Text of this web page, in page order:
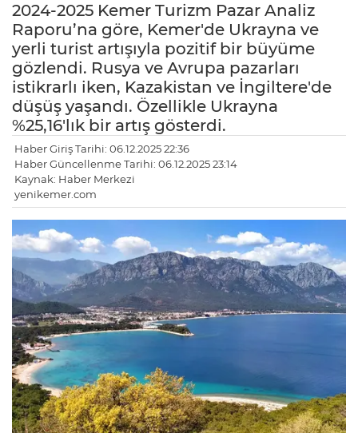
2024-2025 Kemer Turizm Pazar Analiz
Raporu’na göre, Kemer'de Ukrayna ve
yerli turist artışıyla pozitif bir büyüme
gözlendi. Rusya ve Avrupa pazarları
istikrarlı iken, Kazakistan ve İngiltere'de
düşüş yaşandı. Özellikle Ukrayna
%25,16'lık bir artış gösterdi.
Haber Giriş Tarihi: 06.12.2025 22:36
Haber Güncellenme Tarihi: 06.12.2025 23:14
Kaynak: Haber Merkezi
yenikemer.com